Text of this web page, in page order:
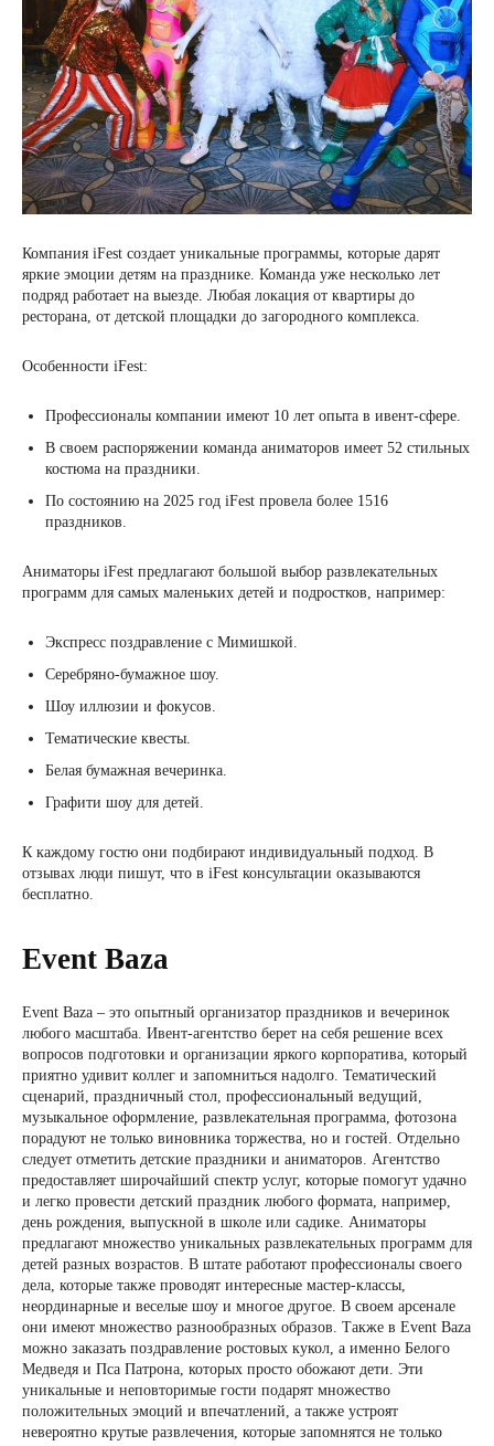
Компания iFest создает уникальные программы, которые дарят
яркие эмоции детям на празднике. Команда уже несколько лет
подряд работает на выезде. Любая локация от квартиры до
ресторана, от детской площадки до загородного комплекса.
Особенности iFest:
Профессионалы компании имеют 10 лет опыта в ивент-сфере.
В своем распоряжении команда аниматоров имеет 52 стильных
костюма на праздники.
По состоянию на 2025 год iFest провела более 1516
праздников.
Аниматоры iFest предлагают большой выбор развлекательных
программ для самых маленьких детей и подростков, например:
Экспресс поздравление с Мимишкой.
Серебряно-бумажное шоу.
Шоу иллюзии и фокусов.
Тематические квесты.
Белая бумажная вечеринка.
Графити шоу для детей.
К каждому гостю они подбирают индивидуальный подход. В
отзывах люди пишут, что в iFest консультации оказываются
бесплатно.
Event Baza
Event Baza – это опытный организатор праздников и вечеринок
любого масштаба. Ивент-агентство берет на себя решение всех
вопросов подготовки и организации яркого корпоратива, который
приятно удивит коллег и запомниться надолго. Тематический
сценарий, праздничный стол, профессиональный ведущий,
музыкальное оформление, развлекательная программа, фотозона
порадуют не только виновника торжества, но и гостей. Отдельно
следует отметить детские праздники и аниматоров. Агентство
предоставляет широчайший спектр услуг, которые помогут удачно
и легко провести детский праздник любого формата, например,
день рождения, выпускной в школе или садике. Аниматоры
предлагают множество уникальных развлекательных программ для
детей разных возрастов. В штате работают профессионалы своего
дела, которые также проводят интересные мастер-классы,
неординарные и веселые шоу и многое другое. В своем арсенале
они имеют множество разнообразных образов. Также в Event Baza
можно заказать поздравление ростовых кукол, а именно Белого
Медведя и Пса Патрона, которых просто обожают дети. Эти
уникальные и неповторимые гости подарят множество
положительных эмоций и впечатлений, а также устроят
невероятно крутые развлечения, которые запомнятся не только